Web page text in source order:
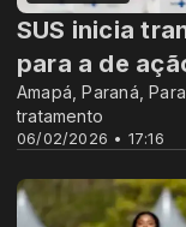
06/02/2026 • 17:16
SUS inicia
para a de
Amapá, Paraná,
tratamento